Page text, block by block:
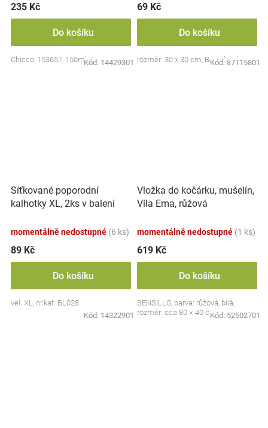
235 Kč
Do košíku
Chicco, 153657, 150ml, 0m+
Kód: 14429301
69 Kč
Do košíku
rozměr: 30 x 30 cm, Bocioland
Kód: 87115801
Síťkované poporodní
kalhotky XL, 2ks v balení
momentálně nedostupné (6 ks)
89 Kč
Do košíku
vel. XL, nr.kat. BL028
Kód: 14322901
Vložka do kočárku, mušelín,
Víla Ema, růžová
momentálně nedostupné (1 ks)
619 Kč
Do košíku
SENSILLO, barva: růžová, bílá,
rozměr: cca 80 × 40 cmKód: 52502701